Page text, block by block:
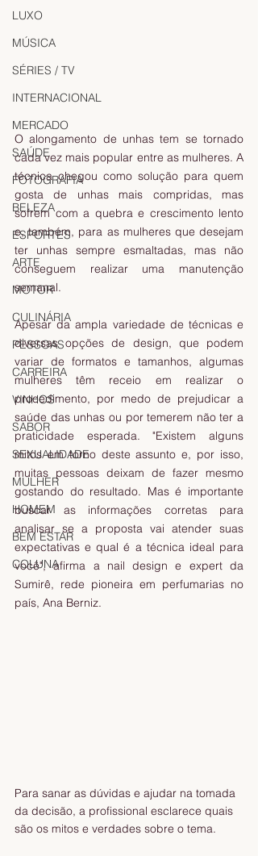
LUXO
MÚSICA
SÉRIES / TV
INTERNACIONAL
MERCADO
SAÚDE
FOTOGRAFIA
BELEZA
ESPORTES
ARTE
MOTOR
CULINÁRIA
PESSOAS
CARREIRA
VINHOS
SABOR
SEXUALIDADE
MULHER
HOMEM
BEM ESTAR
COLUNA
O alongamento de unhas tem se tornado
cada vez mais popular entre as mulheres. A
técnica chegou como solução para quem
gosta de unhas mais compridas, mas
sofrem com a quebra e crescimento lento
e, também, para as mulheres que desejam
ter unhas sempre esmaltadas, mas não
conseguem realizar uma manutenção
semanal.
Apesar da ampla variedade de técnicas e
diversas opções de design, que podem
variar de formatos e tamanhos, algumas
mulheres têm receio em realizar o
procedimento, por medo de prejudicar a
saúde das unhas ou por temerem não ter a
praticidade esperada. "Existem alguns
mitos em torno deste assunto e, por isso,
muitas pessoas deixam de fazer mesmo
gostando do resultado. Mas é importante
buscar as informações corretas para
analisar se a proposta vai atender suas
expectativas e qual é a técnica ideal para
você", afirma a nail design e expert da
Sumirê, rede pioneira em perfumarias no
país, Ana Berniz.
Para sanar as dúvidas e ajudar na tomada
da decisão, a profissional esclarece quais
são os mitos e verdades sobre o tema.